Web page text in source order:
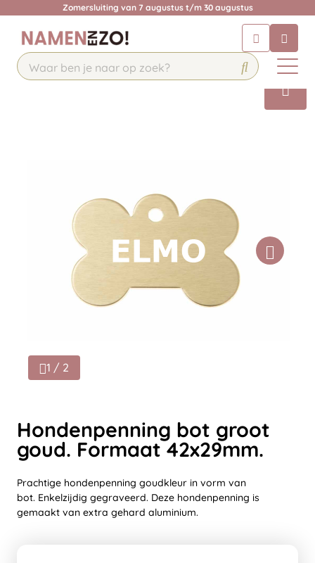
Zomersluiting van 7 augustus t/m 30 augustus
Chat 24/7 met onze chatbot voor
hulp
Contact
1 / 2
Hondenpenning bot groot
goud. Formaat 42x29mm.
Prachtige hondenpenning goudkleur in vorm van
bot. Enkelzijdig gegraveerd. Deze hondenpenning is
gemaakt van extra gehard aluminium.